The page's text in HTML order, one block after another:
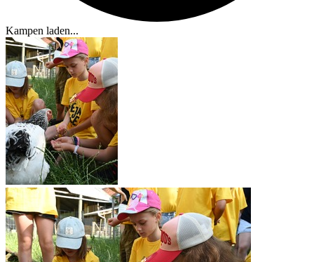
Kampen laden...